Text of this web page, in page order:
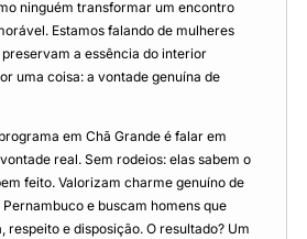
ninguém transformar um encontro
Estamos falando de mulheres
a essência do interior
uma coisa: a vontade genuína de
em Chã Grande é falar em
real. Sem rodeios: elas sabem o
feito. Valorizam charme genuíno de
e buscam homens que
respeito e disposição. O resultado? Um